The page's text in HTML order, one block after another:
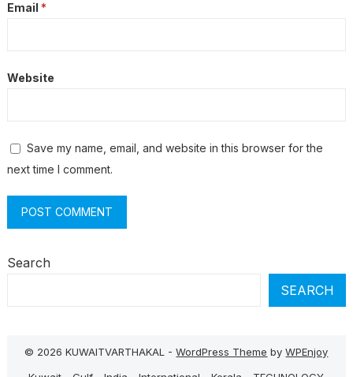
Email *
Website
Save my name, email, and website in this browser for the
next time I comment.
Search
SEARCH
© 2026 KUWAITVARTHAKAL -WordPress Theme byWPEnjoy